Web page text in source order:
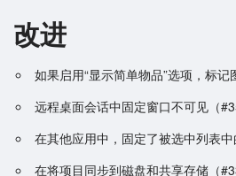
改进
如果启用“显示简单物品”选项，标记
远程桌面会话中固定窗口不可见（
在其他应用中，固定了被选中列表中
在将项目同步到磁盘和共享存储（